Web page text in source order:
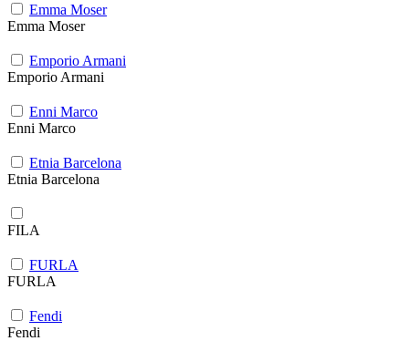
Emma Moser
Emma Moser
Emporio Armani
Emporio Armani
Enni Marco
Enni Marco
Etnia Barcelona
Etnia Barcelona
FILA
FURLA
FURLA
Fendi
Fendi